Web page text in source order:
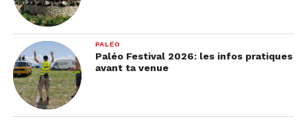
PALÉO
Paléo Festival 2026: les infos pratiques
avant ta venue